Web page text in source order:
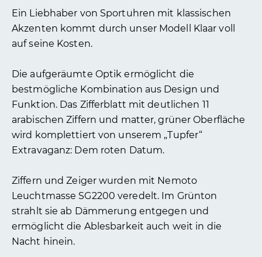
Ein Liebhaber von Sportuhren mit klassischen
Akzenten kommt durch unser Modell Klaar voll
auf seine Kosten.
Die aufgeräumte Optik ermöglicht die
bestmögliche Kombination aus Design und
Funktion. Das Zifferblatt mit deutlichen 11
arabischen Ziffern und matter, grüner Oberfläche
wird komplettiert von unserem „Tupfer“
Extravaganz: Dem roten Datum.
Ziffern und Zeiger wurden mit Nemoto
Leuchtmasse SG2200 veredelt. Im Grünton
strahlt sie ab Dämmerung entgegen und
ermöglicht die Ablesbarkeit auch weit in die
Nacht hinein.